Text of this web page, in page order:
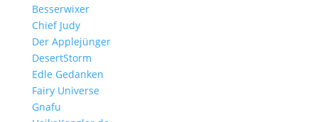
Besserwixer
Chief Judy
Der Applejünger
DesertStorm
Edle Gedanken
Fairy Universe
Gnafu